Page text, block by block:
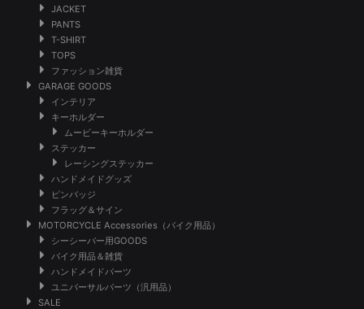
JACKET
PANTS
T-SHIRT
TOPS
ファッション雑貨
GARAGE GOODS
インテリア
キーホルダー
ムービーキーホルダー
ステッカー
レーシングステッカー
ハンドメイドグッズ
ピンバッジ
フラッグ＆サイン
MOTORCYCLE Accessories（バイク用品）
シーシーバー用GOODS
バイク用品＆雑貨
ハンドメイドパーツ
ユニバーサルパーツ（汎用品）
SALE